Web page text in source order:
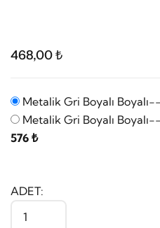
468,00 ₺
Metalik Gri Boyalı
Metalik Gri Boyalı
576 ₺
ADET: